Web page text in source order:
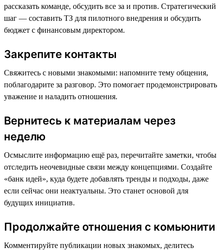
рассказать команде, обсудить все за и против. Стратегический
шаг — составить ТЗ для пилотного внедрения и обсудить
бюджет с финансовым директором.
Закрепите контакты
Свяжитесь с новыми знакомыми: напомните тему общения,
поблагодарите за разговор. Это помогает продемонстрировать
уважение и наладить отношения.
Вернитесь к материалам через
неделю
Осмыслите информацию ещё раз, перечитайте заметки, чтобы
отследить неочевидные связи между концепциями. Создайте
«банк идей», куда будете добавлять тренды и подходы, даже
если сейчас они неактуальны. Это станет основой для
будущих инициатив.
Продолжайте отношения с комьюнити
Комментируйте публикации новых знакомых, делитесь